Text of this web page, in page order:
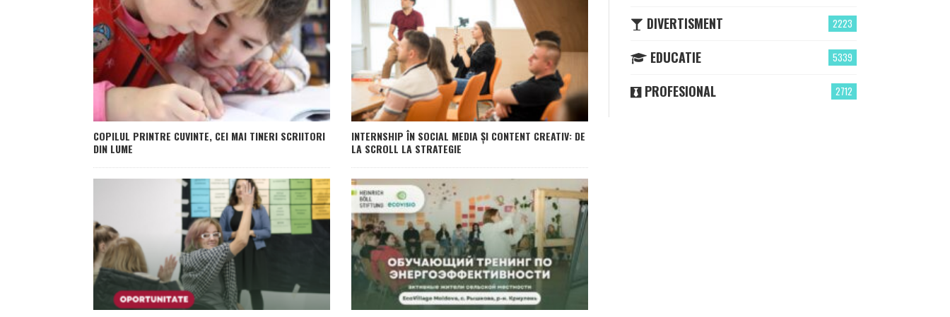
COPILUL PRINTRE CUVINTE, CEI MAI TINERI SCRIITORI
DIN LUME
INTERNSHIP ÎN SOCIAL MEDIA ȘI CONTENT CREATIV: DE
LA SCROLL LA STRATEGIE
2223
DIVERTISMENT
5339
EDUCATIE
2712
PROFESIONAL